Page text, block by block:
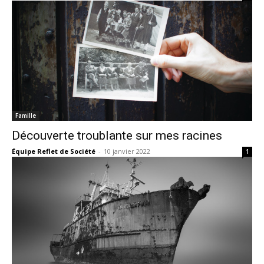
Famille
Découverte troublante sur mes racines
Équipe Reflet de Société - 10 janvier 2022 1